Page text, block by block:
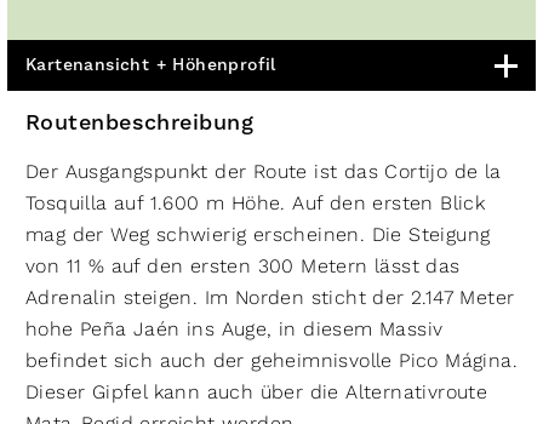
Kartenansicht + Höhenprofil
Routenbeschreibung
Der Ausgangspunkt der Route ist das Cortijo de la
Tosquilla auf 1.600 m Höhe. Auf den ersten Blick
mag der Weg schwierig erscheinen. Die Steigung
von 11 % auf den ersten 300 Metern lässt das
Adrenalin steigen. Im Norden sticht der 2.147 Meter
hohe Peña Jaén ins Auge, in diesem Massiv
befindet sich auch der geheimnisvolle Pico Mágina.
Dieser Gipfel kann auch über die Alternativroute